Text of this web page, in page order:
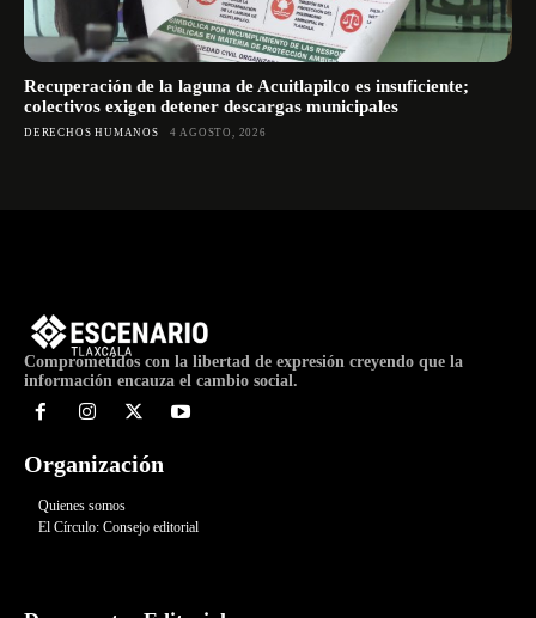
Recuperación de la laguna de Acuitlapilco es insuficiente;
colectivos exigen detener descargas municipales
DERECHOS HUMANOS 4 AGOSTO, 2026
Comprometidos con la libertad de expresión creyendo que la
información encauza el cambio social.
Organización
Quienes somos
El Círculo: Consejo editorial